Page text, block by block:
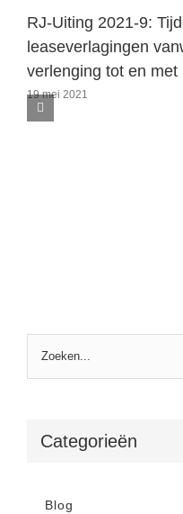
RJ-Uiting 2021-9:
leaseverlagingen
verlenging tot en met
19 mei 2021
Categorieën
Blog